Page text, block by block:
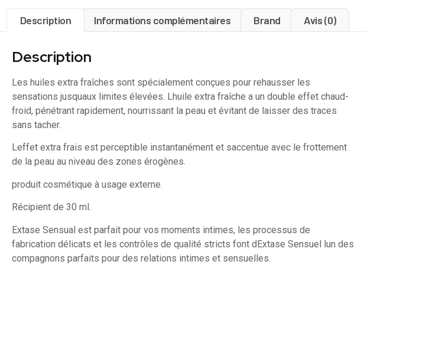
Description Informations complémentaires Brand Avis (0)
Description
Les huiles extra fraîches sont spécialement conçues pour rehausser les
sensations jusquaux limites élevées. Lhuile extra fraîche a un double effet chaud-
froid, pénétrant rapidement, nourrissant la peau et évitant de laisser des traces
sans tacher.
Leffet extra frais est perceptible instantanément et saccentue avec le frottement
de la peau au niveau des zones érogènes.
produit cosmétique à usage externe.
Récipient de 30 ml.
Extase Sensual est parfait pour vos moments intimes, les processus de
fabrication délicats et les contrôles de qualité stricts font dExtase Sensuel lun des
compagnons parfaits pour des relations intimes et sensuelles.